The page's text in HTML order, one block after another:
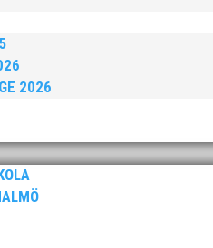
2026
så var vi ett helt gäng löpare
(2,7 km respektive 5,4
Allmänna Idrottsförening (MAI)
– MAI – söker en